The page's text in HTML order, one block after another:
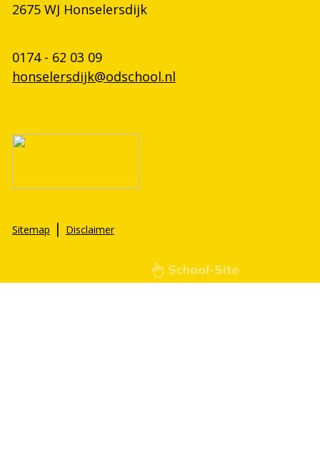
2675 WJ Honselersdijk
0174 - 62 03 09
honselersdijk@odschool.nl
Sitemap | Disclaimer